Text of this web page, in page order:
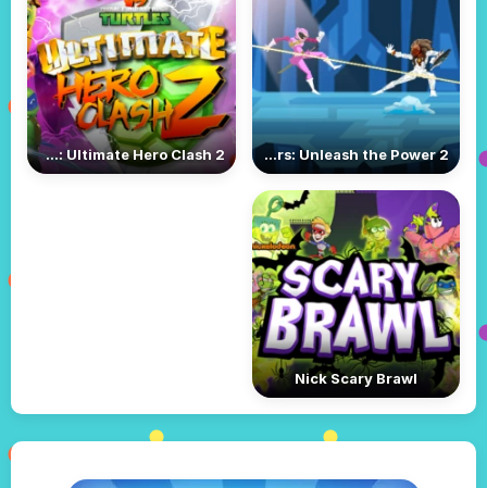
Power Rangers: Unleash the Power 2
Tmnt Vs Power Rangers: Ultimate Hero Clash 2
Nick Scary Brawl